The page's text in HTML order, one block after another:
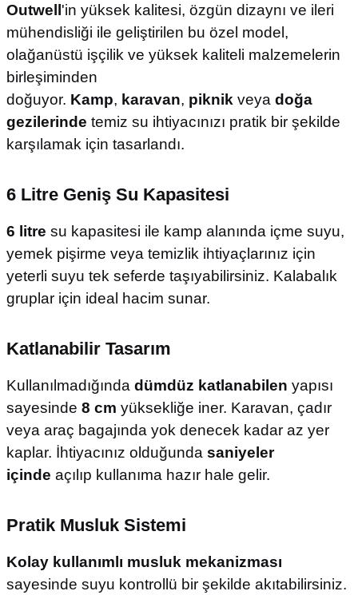
Outwell 'in yüksek kalitesi, özgün dizaynı ve ileri
mühendisliği ile geliştirilen bu özel model,
olağanüstü işçilik ve yüksek kaliteli malzemelerin
birleşiminden
doğuyor. Kamp, karavan, piknik veya doğa
gezilerinde temiz su ihtiyacınızı pratik bir şekilde
karşılamak için tasarlandı.
6 Litre Geniş Su Kapasitesi
6 litre su kapasitesi ile kamp alanında içme suyu,
yemek pişirme veya temizlik ihtiyaçlarınız için
yeterli suyu tek seferde taşıyabilirsiniz. Kalabalık
gruplar için ideal hacim sunar.
Katlanabilir Tasarım
Kullanılmadığında dümdüz katlanabilen yapısı
sayesinde 8 cm yüksekliğe iner. Karavan, çadır
veya araç bagajında yok denecek kadar az yer
kaplar. İhtiyacınız olduğunda saniyeler
içinde açılıp kullanıma hazır hale gelir.
Pratik Musluk Sistemi
Kolay kullanımlı musluk mekanizması
sayesinde suyu kontrollü bir şekilde akıtabilirsiniz.